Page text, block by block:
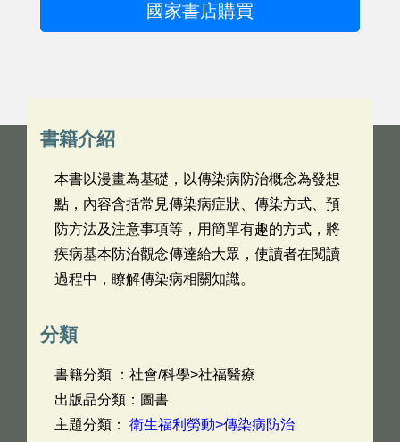
國家書店購買
書籍介紹
本書以漫畫為基礎，以傳染病防治概念為發想
點，內容含括常見傳染病症狀、傳染方式、預
防方法及注意事項等，用簡單有趣的方式，將
疾病基本防治觀念傳達給大眾，使讀者在閱讀
過程中，瞭解傳染病相關知識。
分類
書籍分類 ：社會/科學>社福醫療
出版品分類：圖書
主題分類： 衛生福利勞動>傳染病防治